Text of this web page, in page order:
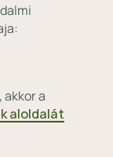
a
aloldalát